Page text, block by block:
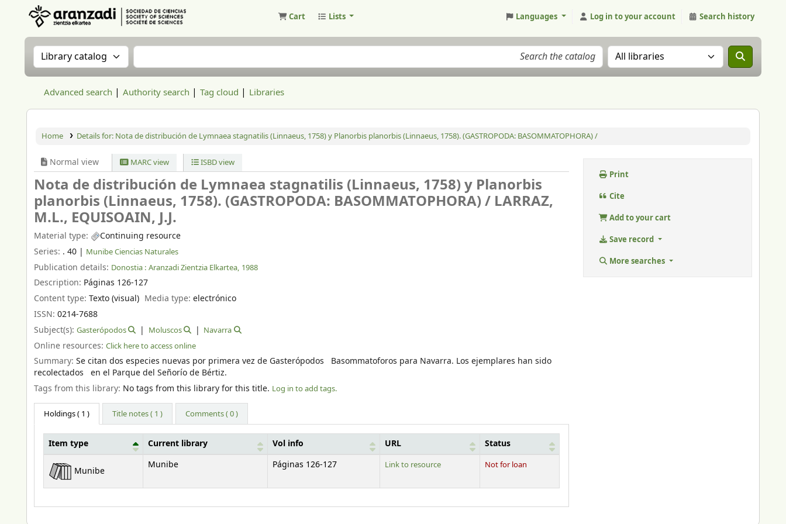
Cart Lists Languages Log in to your account Search history
Search the catalog by:Search the catalog Search the catalog in:
Advanced search Authority search Tag cloud Libraries
Home Details for: Nota de distribución de Lymnaea stagnatilis (Linnaeus, 1758) y Planorbis planorbis (Linnaeus, 1758). (GASTROPODA: BASOMMATOPHORA) /
Normal view MARC view ISBD view
Nota de distribución de Lymnaea stagnatilis (Linnaeus, 1758) y Planorbis
planorbis (Linnaeus, 1758). (GASTROPODA: BASOMMATOPHORA) / LARRAZ,
M.L., EQUISOAIN, J.J.
Material type:
Continuing resource
Series: . 40 | Munibe Ciencias Naturales
Publication details: Donostia : Aranzadi Zientzia Elkartea, 1988
Description: Páginas 126-127
Content type: Texto (visual) Media type:electrónico
ISSN: 0214-7688
Subject(s): Gasterópodos Moluscos Navarra
Online resources: Click here to access online
Summary: Se citan dos especies nuevas por primera vez de Gasterópodos Basommatoforos para Navarra. Los ejemplares han sido
recolectados en el Parque del Señorío de Bértiz.
Tags from this library: No tags from this library for this title. Log in to add tags.
Holdings( 1 ) Title notes ( 1 ) Comments ( 0 )
Holdings
Item type Current library Vol info URL Status
Munibe
Munibe Páginas 126-127 Link to resource Not for loan
Print
Cite
Add to your cart
Save record
More searches